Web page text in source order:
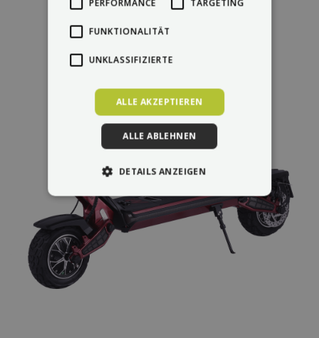
PERFORMANCE TARGETING
FUNKTIONALITÄT
UNKLASSIFIZIERTE
ALLE AKZEPTIEREN
ALLE ABLEHNEN
DETAILS ANZEIGEN